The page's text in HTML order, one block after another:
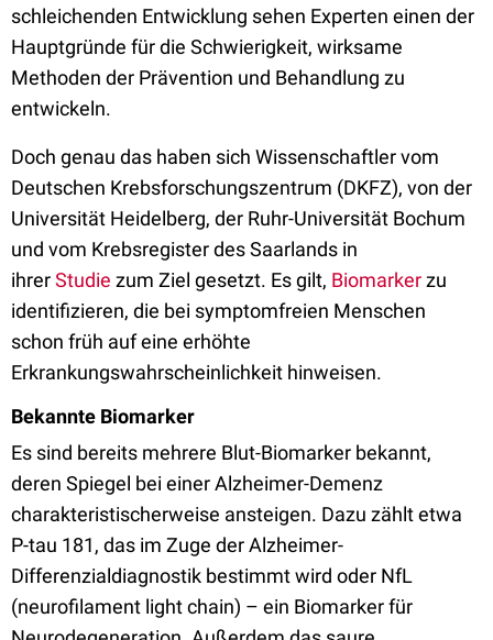
schleichenden Entwicklung sehen Experten einen der
Hauptgründe für die Schwierigkeit, wirksame
Methoden der Prävention und Behandlung zu
entwickeln.
Doch genau das haben sich Wissenschaftler vom
Deutschen Krebsforschungszentrum (DKFZ), von der
Universität Heidelberg, der Ruhr-Universität Bochum
und vom Krebsregister des Saarlands in
ihrerStudie zum Ziel gesetzt. Es gilt, Biomarkerzu
identifizieren, die bei symptomfreien Menschen
schon früh auf eine erhöhte
Erkrankungswahrscheinlichkeit hinweisen.
Bekannte Biomarker
Es sind bereits mehrere Blut-Biomarker bekannt,
deren Spiegel bei einer Alzheimer-Demenz
charakteristischerweise ansteigen. Dazu zählt etwa
P-tau 181, das im Zuge der Alzheimer-
Differenzialdiagnostik bestimmt wird oder NfL
(neurofilament light chain) – ein Biomarker für